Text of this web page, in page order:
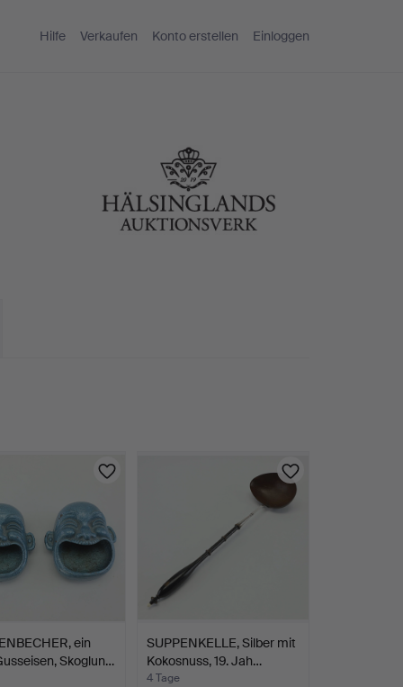
Hilfe Verkaufen Konto erstellen Einloggen
ein
Skoglun…
SUPPENKELLE, Silber mit
Kokosnuss, 19. Jah…
4 Tage